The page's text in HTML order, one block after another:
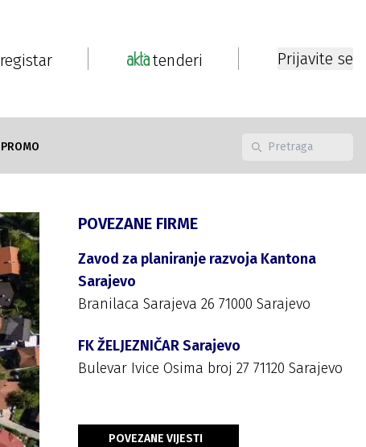
registar tenderi Prijavite se
PROMO
POVEZANE FIRME
Zavod za planiranje razvoja Kantona
Sarajevo
Branilaca Sarajeva 26 71000 Sarajevo
FK ŽELJEZNIČAR Sarajevo
Bulevar Ivice Osima broj 27 71120 Sarajevo
POVEZANE VIJESTI